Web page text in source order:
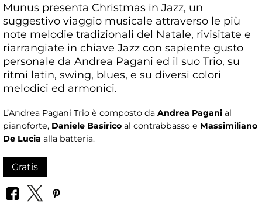
Munus presenta Christmas in Jazz, un
suggestivo viaggio musicale attraverso le più
note melodie tradizionali del Natale, rivisitate e
riarrangiate in chiave Jazz con sapiente gusto
personale da Andrea Pagani ed il suo Trio, su
ritmi latin, swing, blues, e su diversi colori
melodici ed armonici.
L’Andrea Pagani Trio è composto da Andrea Pagani al
pianoforte, Daniele Basirico al contrabbasso e Massimiliano
De Lucia alla batteria.
Gratis